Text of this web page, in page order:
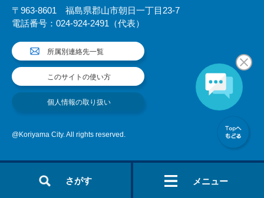
さがす メニュー
〒963-8601 福島県郡山市朝日一丁目23-7
電話番号：024-924-2491（代表）
所属別連絡先一覧
このサイトの使い方
個人情報の取り扱い
@Koriyama City. All rights reserved.